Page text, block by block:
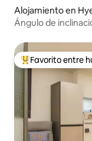
Alojamiento en
Ángulo de
Favorito entre
Favorito entre